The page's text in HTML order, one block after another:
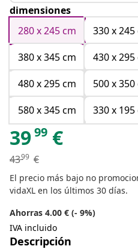
dimensiones
280 x 245 cm
330 x 245
380 x 345 cm
430 x 295
480 x 295 cm
500 x 350
580 x 345 cm
330 x 195
3999 €
4399 €
El precio más bajo no
vidaXL en los últimos 30 días.
Ahorras 4.00 € (- 9%)
IVA incluido
Descripción